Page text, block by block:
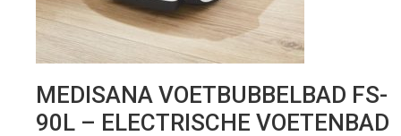
MEDISANA VOETBUBBELBAD FS-
90L – ELECTRISCHE VOETENBAD